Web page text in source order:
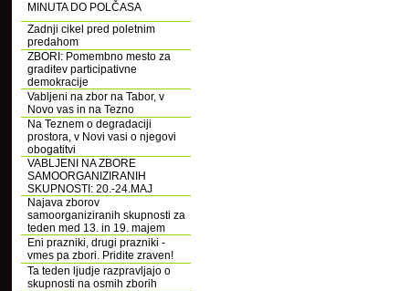
MINUTA DO POLČASA
Zadnji cikel pred poletnim
predahom
ZBORI: Pomembno mesto za
graditev participativne
demokracije
Vabljeni na zbor na Tabor, v
Novo vas in na Tezno
Na Teznem o degradaciji
prostora, v Novi vasi o njegovi
obogatitvi
VABLJENI NA ZBORE
SAMOORGANIZIRANIH
SKUPNOSTI: 20.-24.MAJ
Najava zborov
samoorganiziranih skupnosti za
teden med 13. in 19. majem
Eni prazniki, drugi prazniki -
vmes pa zbori. Pridite zraven!
Ta teden ljudje razpravljajo o
skupnosti na osmih zborih